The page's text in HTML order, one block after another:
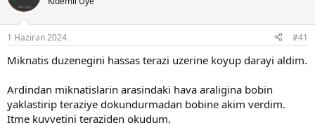
y
u
b
a
l
t
a
n
a
a
r
h
i
1 Haziran 2024 #41
Miknatis duzenegini hassas terazi uzerine koyup darayi aldim.
Ardindan miknatislarin arasindaki hava araligina bobin
yaklastirip teraziye dokundurmadan bobine akim verdim.
Itme kuvvetini teraziden okudum.